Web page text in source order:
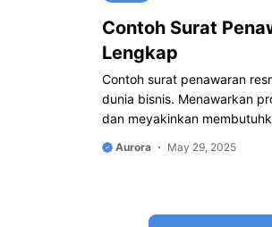
Contoh Surat
Lengkap
Contoh surat penawaran
dunia bisnis. Menawarkan
dan meyakinkan
Aurora May 29, 2025